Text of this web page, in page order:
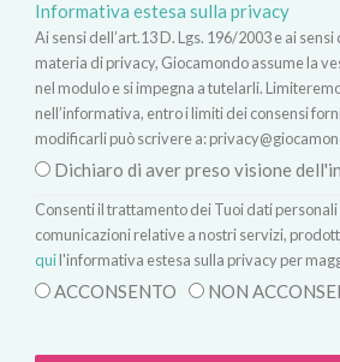
Informativa estesa sulla privacy
Ai sensi dell’art.13 D. Lgs. 196/2003 e ai
materia di privacy, Giocamondo assume la
nel modulo e si impegna a tutelarli.
nell’informativa, entro i limiti dei consensi
modificarli può scrivere a:
Dichiaro di aver preso visione
Consenti il trattamento dei Tuoi dati
comunicazioni relative a nostri servizi,
quil'informativa estesa sulla privacy per
ACCONSENTO NON